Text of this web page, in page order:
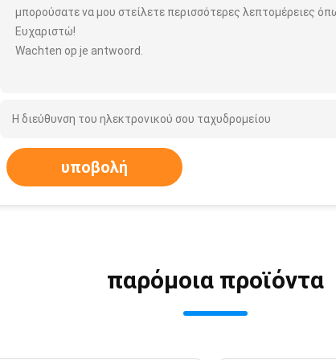
μπορούσατε να μου στείλετε περισσότερες λεπτομέρειες
Ευχαριστώ!
Wachten op je antwoord.
υποβολή
παρόμοια προϊόντα